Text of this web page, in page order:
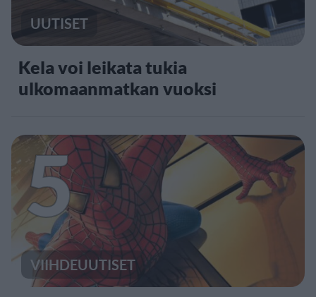
UUTISET
Kela voi leikata tukia
ulkomaanmatkan vuoksi
5
VIIHDEUUTISET